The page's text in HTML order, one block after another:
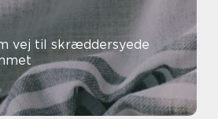
vej til skræddersyede